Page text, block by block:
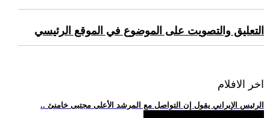
التعليق والتصويت على الموضوع في الموقع الرئيسي
اخر الافلام
.. الرئيس الإيراني يقول إن التواصل مع المرشد الأعلى مجتبى خامنئ